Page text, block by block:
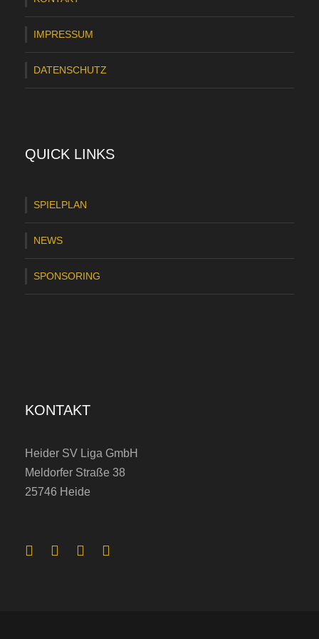
a
n
c
IMPRESSUM
DATENSCHUTZ
QUICK LINKS
SPIELPLAN
NEWS
SPONSORING
KONTAKT
Heider SV Liga GmbH
Meldorfer Straße 38
25746 Heide